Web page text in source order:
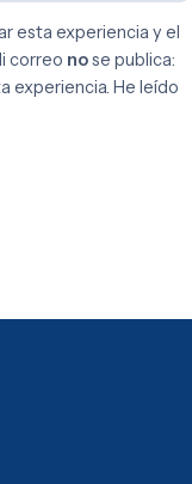
esta experiencia y el
correo nose publica:
experiencia. He leído